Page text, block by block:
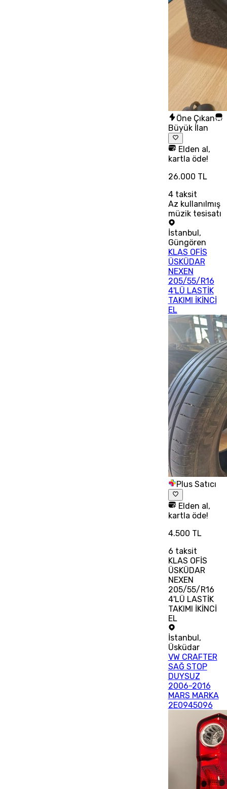
Öne Çıkan
Büyük İlan
Elden al,
kartla öde!
26.000 TL
4taksit
Az kullanılmış
müzik tesisatı
İstanbul ,
Güngören
KLAS OFİS
ÜSKÜDAR
NEXEN
205/55/R16
4'LÜ LASTİK
TAKIMI İKİNCİ
EL
Plus Satıcı
Elden al,
kartla öde!
4.500 TL
6 taksit
KLAS OFİS
ÜSKÜDAR
NEXEN
205/55/R16
4'LÜ LASTİK
TAKIMI İKİNCİ
EL
İstanbul,
Üsküdar
VW CRAFTER
SAĞ STOP
DUYSUZ
2006-2016
MARS MARKA
2E0945096